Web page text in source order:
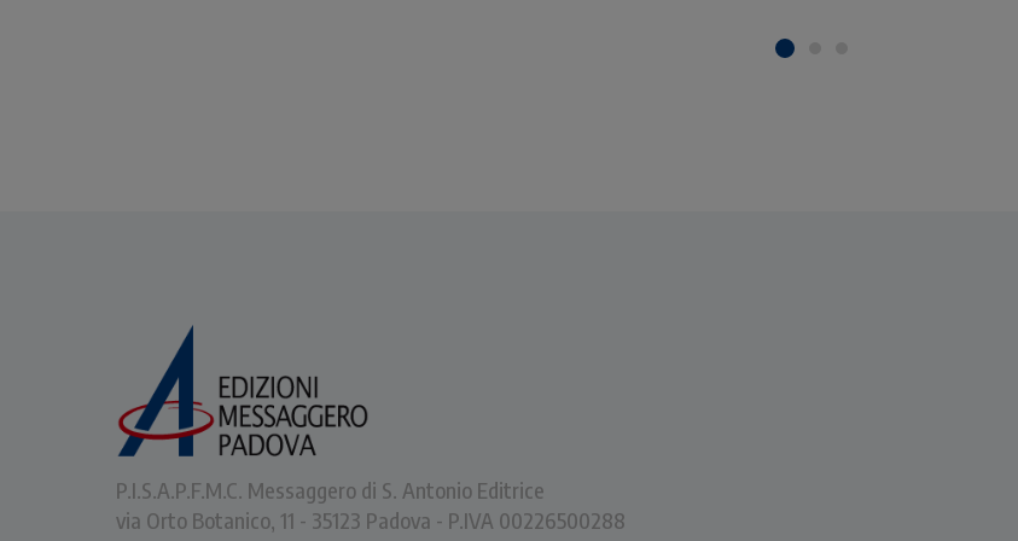
P.I.S.A.P.F.M.C. Messaggero di S. Antonio Editrice
via Orto Botanico, 11 - 35123 Padova - P.IVA 00226500288